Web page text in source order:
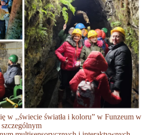
w ,,świecie światła i koloru” w Funzeum w